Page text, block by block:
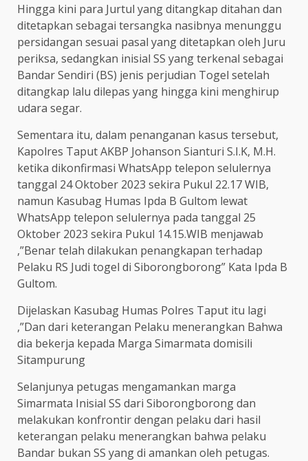
Hingga kini para Jurtul yang ditangkap ditahan dan
ditetapkan sebagai tersangka nasibnya menunggu
persidangan sesuai pasal yang ditetapkan oleh Juru
periksa, sedangkan inisial SS yang terkenal sebagai
Bandar Sendiri (BS) jenis perjudian Togel setelah
ditangkap lalu dilepas yang hingga kini menghirup
udara segar.
Sementara itu, dalam penanganan kasus tersebut,
Kapolres Taput AKBP Johanson Sianturi S.I.K, M.H.
ketika dikonfirmasi WhatsApp telepon selulernya
tanggal 24 Oktober 2023 sekira Pukul 22.17 WIB,
namun Kasubag Humas Ipda B Gultom lewat
WhatsApp telepon selulernya pada tanggal 25
Oktober 2023 sekira Pukul 14.15.WIB menjawab
,”Benar telah dilakukan penangkapan terhadap
Pelaku RS Judi togel di Siborongborong” Kata Ipda B
Gultom.
Dijelaskan Kasubag Humas Polres Taput itu lagi
,”Dan dari keterangan Pelaku menerangkan Bahwa
dia bekerja kepada Marga Simarmata domisili
Sitampurung
Selanjunya petugas mengamankan marga
Simarmata Inisial SS dari Siborongborong dan
melakukan konfrontir dengan pelaku dari hasil
keterangan pelaku menerangkan bahwa pelaku
Bandar bukan SS yang di amankan oleh petugas.